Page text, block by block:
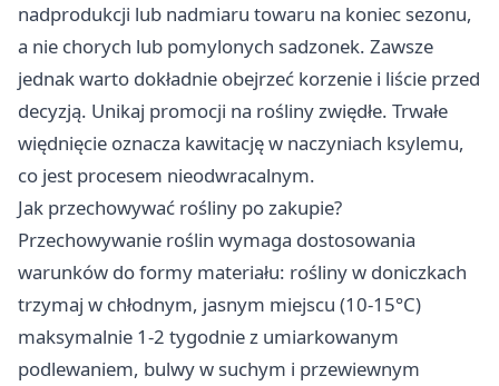
nadprodukcji lub nadmiaru towaru na koniec sezonu,
a nie chorych lub pomylonych sadzonek. Zawsze
jednak warto dokładnie obejrzeć korzenie i liście przed
decyzją. Unikaj promocji na rośliny zwiędłe. Trwałe
więdnięcie oznacza kawitację w naczyniach ksylemu,
co jest procesem nieodwracalnym.
Jak przechowywać rośliny po zakupie?
Przechowywanie roślin wymaga dostosowania
warunków do formy materiału: rośliny w doniczkach
trzymaj w chłodnym, jasnym miejscu (10-15°C)
maksymalnie 1-2 tygodnie z umiarkowanym
podlewaniem, bulwy w suchym i przewiewnym